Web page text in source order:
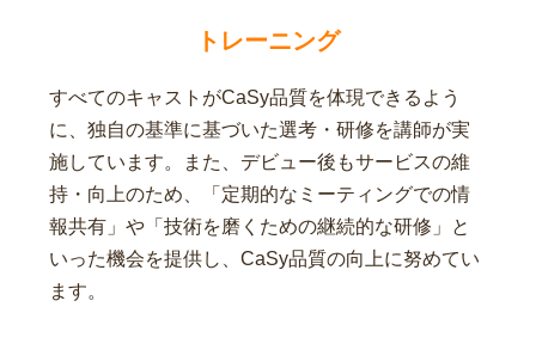
トレーニング
すべてのキャストがCaSy品質を体現できるよう
に、独自の基準に基づいた選考・研修を講師が実
施しています。また、デビュー後もサービスの維
持・向上のため、「定期的なミーティングでの情
報共有」や「技術を磨くための継続的な研修」と
いった機会を提供し、CaSy品質の向上に努めてい
ます。